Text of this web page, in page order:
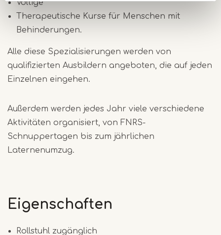
Voltige
Therapeutische Kurse für Menschen mit
Behinderungen.
Alle diese Spezialisierungen werden von
qualifizierten Ausbildern angeboten, die auf jeden
Einzelnen eingehen.
Außerdem werden jedes Jahr viele verschiedene
Aktivitäten organisiert, von FNRS-
Schnuppertagen bis zum jährlichen
Laternenumzug.
Eigenschaften
Rollstuhl zugänglich